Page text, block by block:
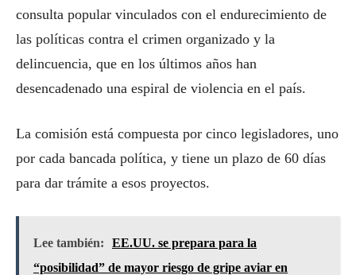
consulta popular vinculados con el endurecimiento de
las políticas contra el crimen organizado y la
delincuencia, que en los últimos años han
desencadenado una espiral de violencia en el país.
La comisión está compuesta por cinco legisladores, uno
por cada bancada política, y tiene un plazo de 60 días
para dar trámite a esos proyectos.
Lee también:
EE.UU. se prepara para la
“posibilidad” de mayor riesgo de gripe aviar en